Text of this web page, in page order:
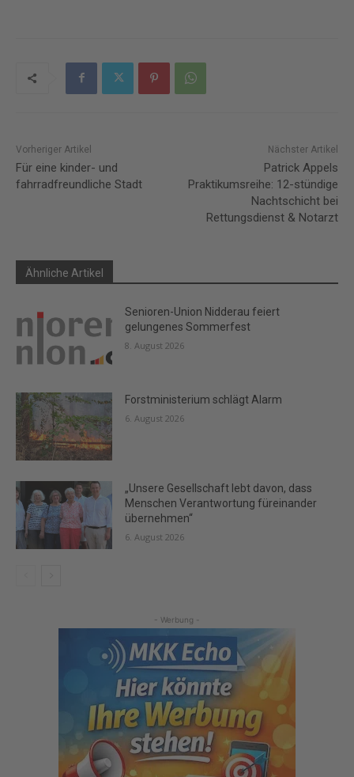
Vorheriger Artikel
Für eine kinder- und
fahrradfreundliche Stadt
Nächster Artikel
Patrick Appels
Praktikumsreihe: 12-stündige
Nachtschicht bei
Rettungsdienst & Notarzt
Ähnliche Artikel
Senioren-Union Nidderau feiert
gelungenes Sommerfest
8. August 2026
Forstministerium schlägt Alarm
6. August 2026
„Unsere Gesellschaft lebt davon, dass
Menschen Verantwortung füreinander
übernehmen“
6. August 2026
- Werbung -